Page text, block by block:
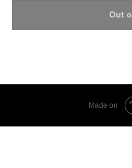
Out
Made on